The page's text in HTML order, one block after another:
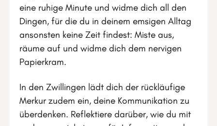
eine ruhige Minute und widme dich all den
Dingen, für die du in deinem emsigen Alltag
ansonsten keine Zeit findest: Miste aus,
räume auf und widme dich dem nervigen
Papierkram.
In den Zwillingen lädt dich der rückläufige
Merkur zudem ein, deine Kommunikation zu
überdenken. Reflektiere darüber, wie du mit